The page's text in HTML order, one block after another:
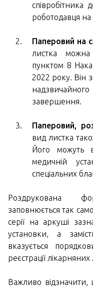
співробітника
роботодавця на
Паперовий на
листка можна
пунктом 8
2022 року. Він
завершення.
Паперовий,
вид листка
Його можуть
медичній
спеціальних
Роздрукована
заповнюється так
серії на аркуші
установки, а
вказується
реєстрації
Важливо